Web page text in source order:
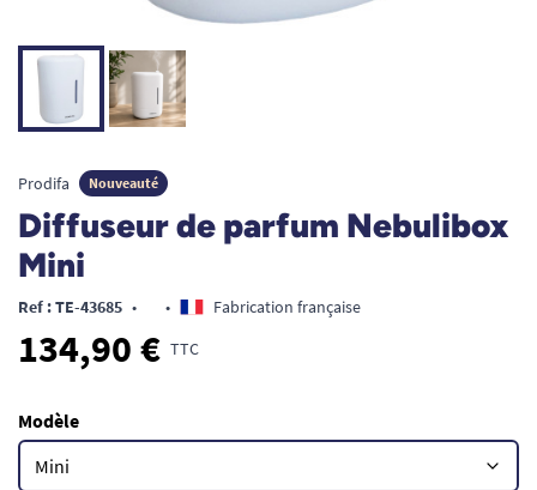
Prodifa Nouveauté
Diffuseur de parfum Nebulibox
Mini
Ref : TE-43685 • • Fabrication française
134,90 € TTC
Modèle